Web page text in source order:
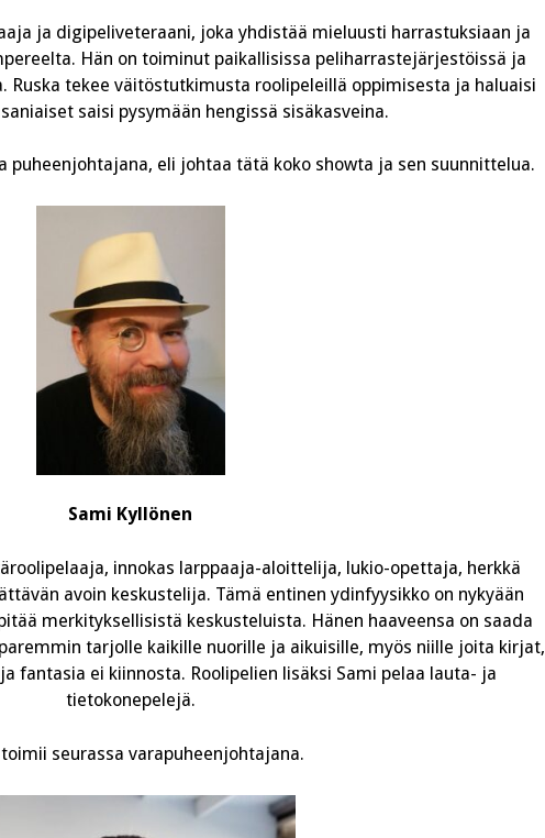
ja digipeliveteraani, joka yhdistää mieluusti harrastuksiaan ja
Hän on toiminut paikallisissa peliharrastejärjestöissä ja
Ruska tekee väitöstutkimusta roolipeleillä oppimisesta ja haluaisi
saisi pysymään hengissä sisäkasveina.
puheenjohtajana, eli johtaa tätä koko showta ja sen suunnittelua.
Sami Kyllönen
innokas larppaaja-aloittelija, lukio-opettaja, herkkä
avoin keskustelija. Tämä entinen ydinfyysikko on nykyään
merkityksellisistä keskusteluista. Hänen haaveensa on saada
tarjolle kaikille nuorille ja aikuisille, myös niille joita kirjat,
fantasia ei kiinnosta. Roolipelien lisäksi Sami pelaa lauta- ja
tietokonepelejä.
seurassa varapuheenjohtajana.